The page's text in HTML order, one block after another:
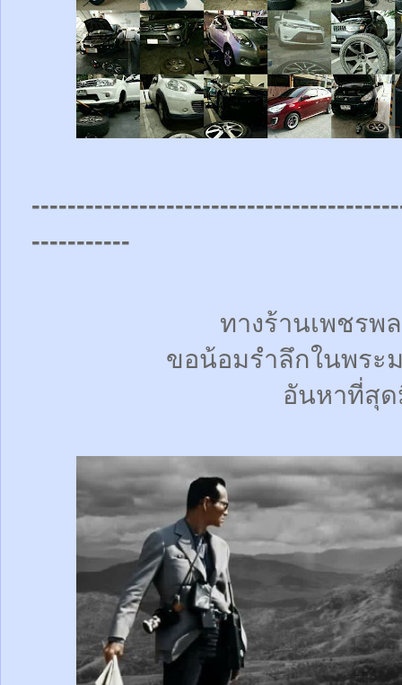
-----------
ทางร้านเพชรพ
ขอน้อมรำลึกในพร
อันหาที่สุ